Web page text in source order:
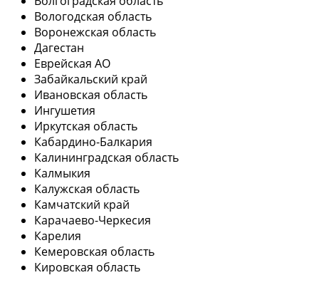
Вологодская область
Воронежская область
Дагестан
Еврейская АО
Забайкальский край
Ивановская область
Ингушетия
Иркутская область
Кабардино-Балкария
Калининградская область
Калмыкия
Калужская область
Камчатский край
Карачаево-Черкесия
Карелия
Кемеровская область
Кировская область